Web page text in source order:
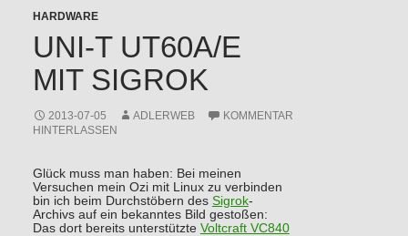
HARDWARE
UNI-T UT60A/E
MIT SIGROK
2013-07-05 ADLERWEB
KOMMENTAR
HINTERLASSEN
Glück muss man haben: Bei meinen
Versuchen mein Ozi mit Linux zu verbinden
bin ich beim Durchstöbern des Sigrok-
Archivs auf ein bekanntes Bild gestoßen:
Das dort bereits unterstützte Voltcraft VC840